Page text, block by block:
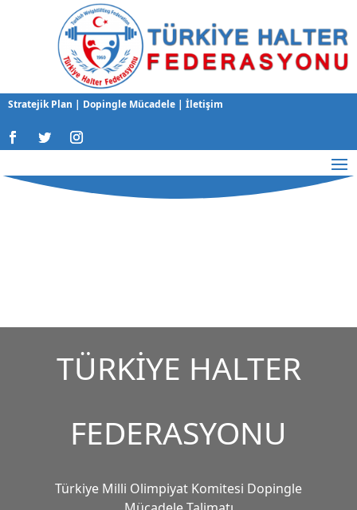
Stratejik Plan | Dopingle Mücadele | İletişim
TÜRKİYE HALTER
FEDERASYONU
Türkiye Milli Olimpiyat Komitesi Dopingle